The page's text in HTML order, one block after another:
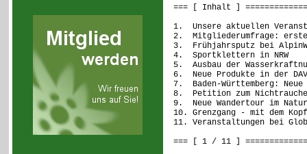
=== [ Inhalt ]
1. Unsere aktuellen
2. Mitgliederumfrage: erste
3. Frühjahrsputz bei
4. Sportklettern in NRW
5. Ausbau der
6. Neue Produkte in der
7. Baden-Württemberg:
8. Petition zum
9. Neue Wandertour im
10. Grenzgang - mit dem
11. Veranstaltungen bei
=== [ 1 / 11 ]